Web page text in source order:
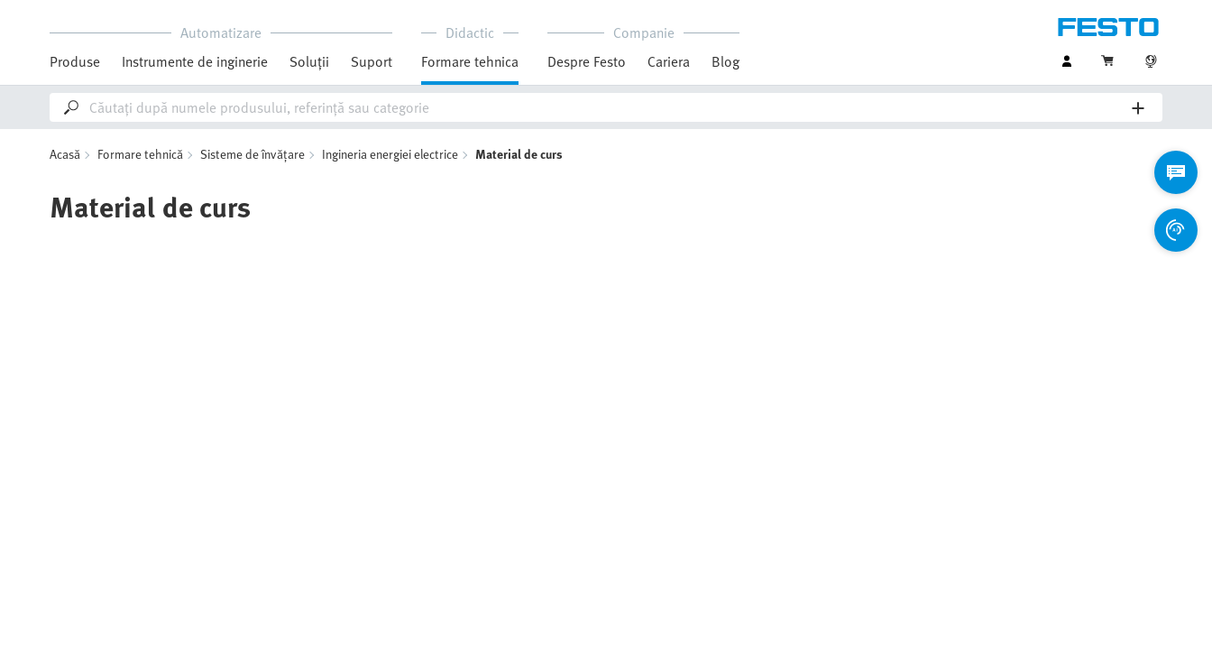
Automatizare
Produse
Instrumente de inginerie Soluții Suport
Didactic
Formare tehnica
Companie
Despre Festo
Cariera Blog
Acasă Formare tehnică Sisteme de învățare Ingineria energiei electrice Material de curs
Material de curs